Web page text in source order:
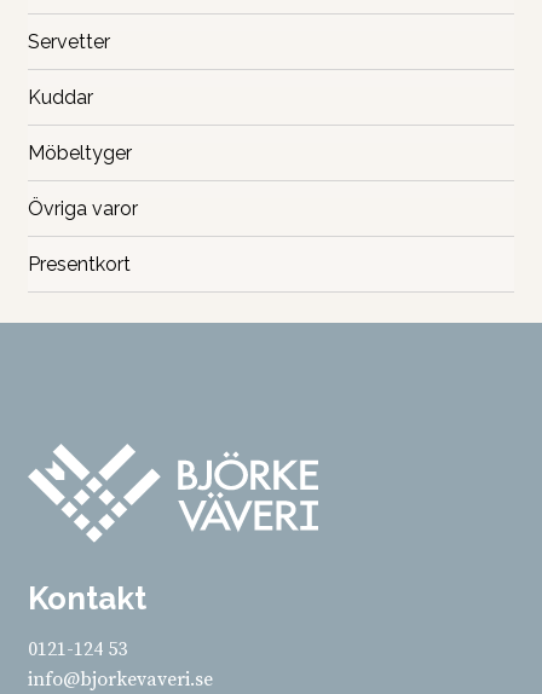
Servetter
Kuddar
Möbeltyger
Övriga varor
Presentkort
Kontakt
0121-124 53
info@bjorkevaveri.se